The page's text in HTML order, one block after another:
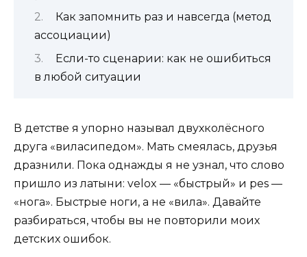
Как запомнить раз и навсегда (метод
ассоциации)
Если-то сценарии: как не ошибиться
в любой ситуации
В детстве я упорно называл двухколёсного
друга «виласипедом». Мать смеялась, друзья
дразнили. Пока однажды я не узнал, что слово
пришло из латыни: velox — «быстрый» и pes —
«нога». Быстрые ноги, а не «вила». Давайте
разбираться, чтобы вы не повторили моих
детских ошибок.